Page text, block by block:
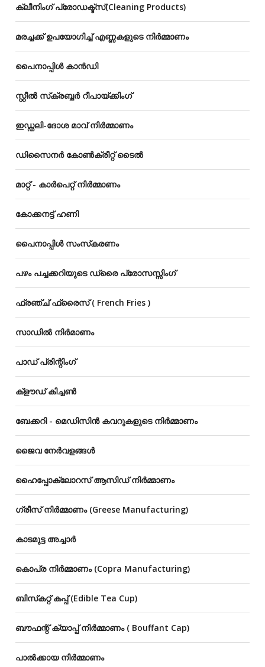
ക്ലീനിംഗ് പ്രോഡക്ട്സ്(Cleaning Products)
മരച്ചക്ക് ഉപയോഗിച്ച് എണ്ണകളുടെ നിർമ്മാണം
പൈനാപ്പിൾ കാൻഡി
സ്റ്റീൽ സ്‌ക്രബ്ബർ റീപായ്‌ക്കിംഗ്
ഇഡ്ഡലി-ദോശ മാവ് നിർമ്മാണം
ഡിസൈനർ കോൺക്രീറ്റ് ടൈൽ
മാറ്റ് - കാർപെറ്റ് നിർമ്മാണം
കോക്കനട്ട് ഹണി
പൈനാപ്പിൾ സംസ്‌കരണം
പഴം പച്ചക്കറിയുടെ ഡ്രൈ പ്രോസസ്സിംഗ്
ഫ്രഞ്ച് ഫ്രൈസ് ( French Fries )
സാഡിൽ നിർമാണം
പാഡ് പ്രിന്റിംഗ്
ക്‌ളൗഡ്‌ കിച്ചൺ
ബേക്കറി - മെഡിസിൻ കവറുകളുടെ നിർമ്മാണം
ജൈവ നേർവളങ്ങൾ
ഹൈപ്പോക്ലോറസ് ആസിഡ് നിർമ്മാണം
ഗ്രീസ് നിർമ്മാണം (Greese Manufacturing)
കാടമുട്ട അച്ചാർ
കൊപ്ര നിർമ്മാണം (Copra Manufacturing)
ബിസ്‌കറ്റ് കപ്പ് (Edible Tea Cup)
ബൗഫന്റ് ക്യാപ്പ് നിർമ്മാണം ( Bouffant Cap)
പാൽക്കായ നിർമ്മാണം